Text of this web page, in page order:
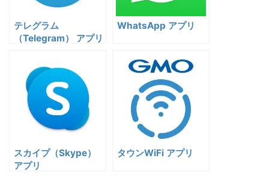
テレグラム
（Telegram） アプリ
WhatsApp アプリ
スカイプ（Skype）
アプリ
タウンWiFi アプリ